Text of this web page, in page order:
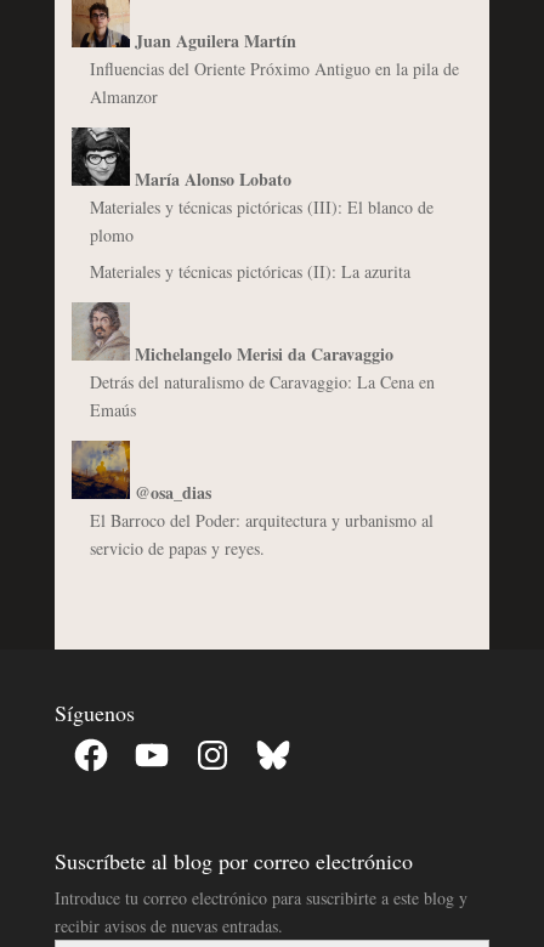
Juan Aguilera Martín
Influencias del Oriente Próximo Antiguo en la pila de
Almanzor
María Alonso Lobato
Materiales y técnicas pictóricas (III): El blanco de
plomo
Materiales y técnicas pictóricas (II): La azurita
Michelangelo Merisi da Caravaggio
Detrás del naturalismo de Caravaggio: La Cena en
Emaús
@osa_dias
El Barroco del Poder: arquitectura y urbanismo al
servicio de papas y reyes.
Síguenos
Facebook YouTube InstagramBluesky
Suscríbete al blog por correo electrónico
Introduce tu correo electrónico para suscribirte a este blog y
recibir avisos de nuevas entradas.